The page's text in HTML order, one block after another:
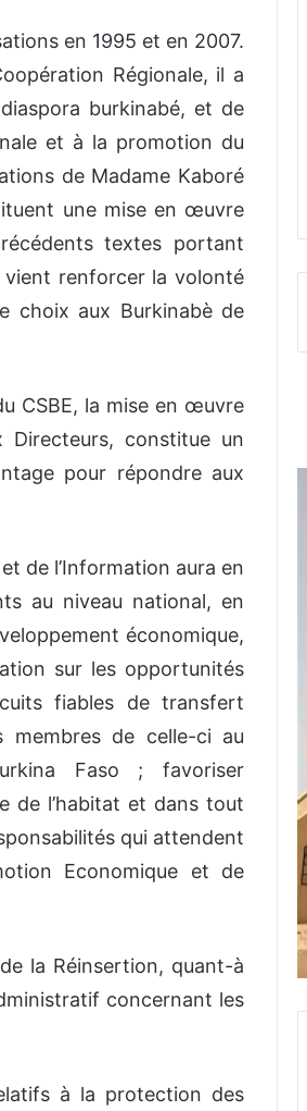
en 1995 et en 2007.
Régionale, il a
burkinabé, et de
et à la promotion du
de Madame Kaboré
une mise en œuvre
textes portant
renforcer la volonté
choix aux Burkinabè de
CSBE, la mise en œuvre
Directeurs, constitue un
pour répondre aux
de l’Information aura en
au niveau national, en
économique,
sur les opportunités
fiables de transfert
membres de celle-ci au
Faso ; favoriser
de l’habitat et dans tout
qui attendent
Economique et de
la Réinsertion, quant-à
concernant les
à la protection des